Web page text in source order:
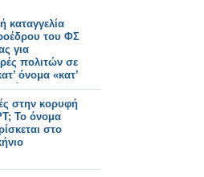
καταγγελία
του ΦΣ
για
πολιτών σε
όνομα «κατ’
διάθεση ΦΥΚ
στην κορυφή
Το όνομα
στο